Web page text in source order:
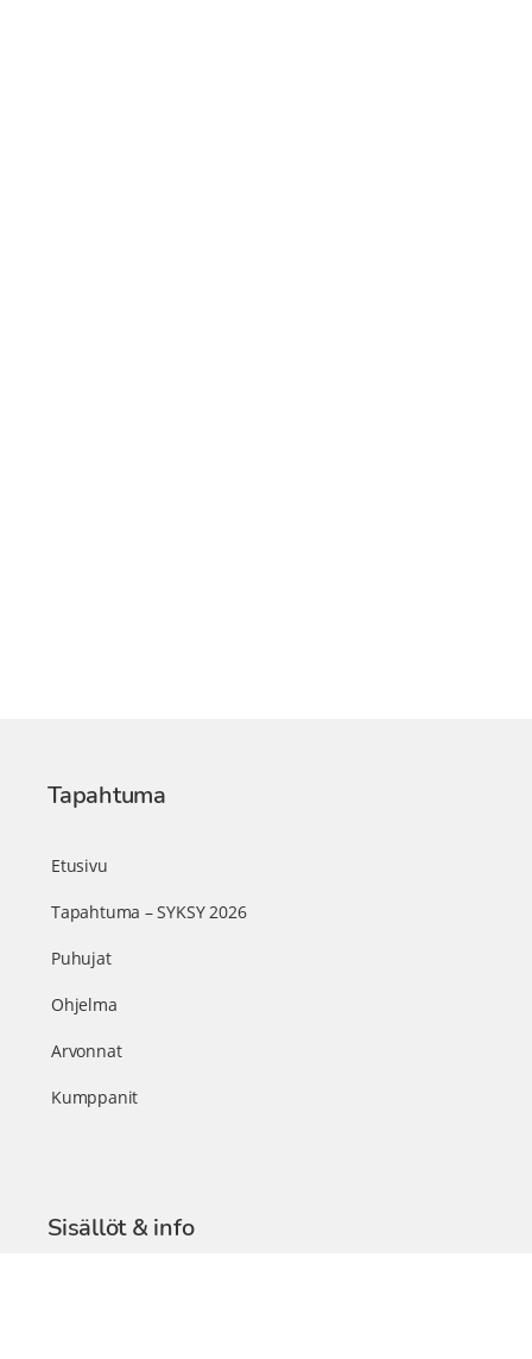
Tapahtuma
Etusivu
Tapahtuma – SYKSY 2026
Puhujat
Ohjelma
Arvonnat
Kumppanit
Sisällöt & info